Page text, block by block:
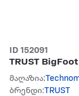
ID 152091
TRUST
მაღაზია:
ბრენდი:TRUST